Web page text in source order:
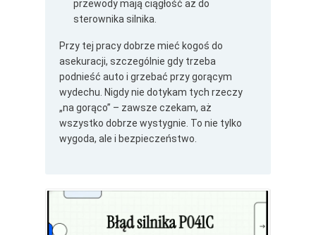
przewody mają ciągłość aż do
sterownika silnika.
Przy tej pracy dobrze mieć kogoś do
asekuracji, szczególnie gdy trzeba
podnieść auto i grzebać przy gorącym
wydechu. Nigdy nie dotykam tych rzeczy
„na gorąco” – zawsze czekam, aż
wszystko dobrze wystygnie. To nie tylko
wygoda, ale i bezpieczeństwo.